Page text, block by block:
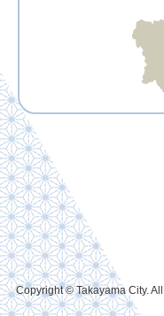
Copyright © Takayama City. All